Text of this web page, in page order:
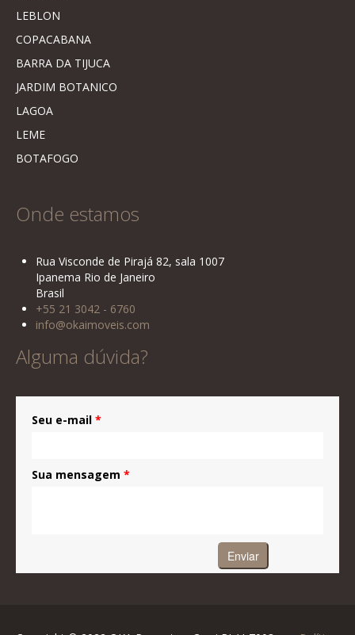
LEBLON
COPACABANA
BARRA DA TIJUCA
JARDIM BOTANICO
LAGOA
LEME
BOTAFOGO
Onde estamos
Rua Visconde de Pirajá 82, sala 1007
Ipanema Rio de Janeiro
Brasil
+55 21 3042 - 6760
info@okaimoveis.com
Alguma dúvida?
Seu e-mail *
Sua mensagem *